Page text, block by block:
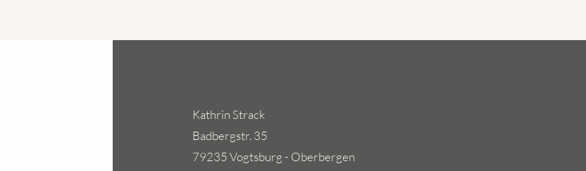
Kathrin Strack
Badbergstr. 35
79235 Vogtsburg - Oberbergen